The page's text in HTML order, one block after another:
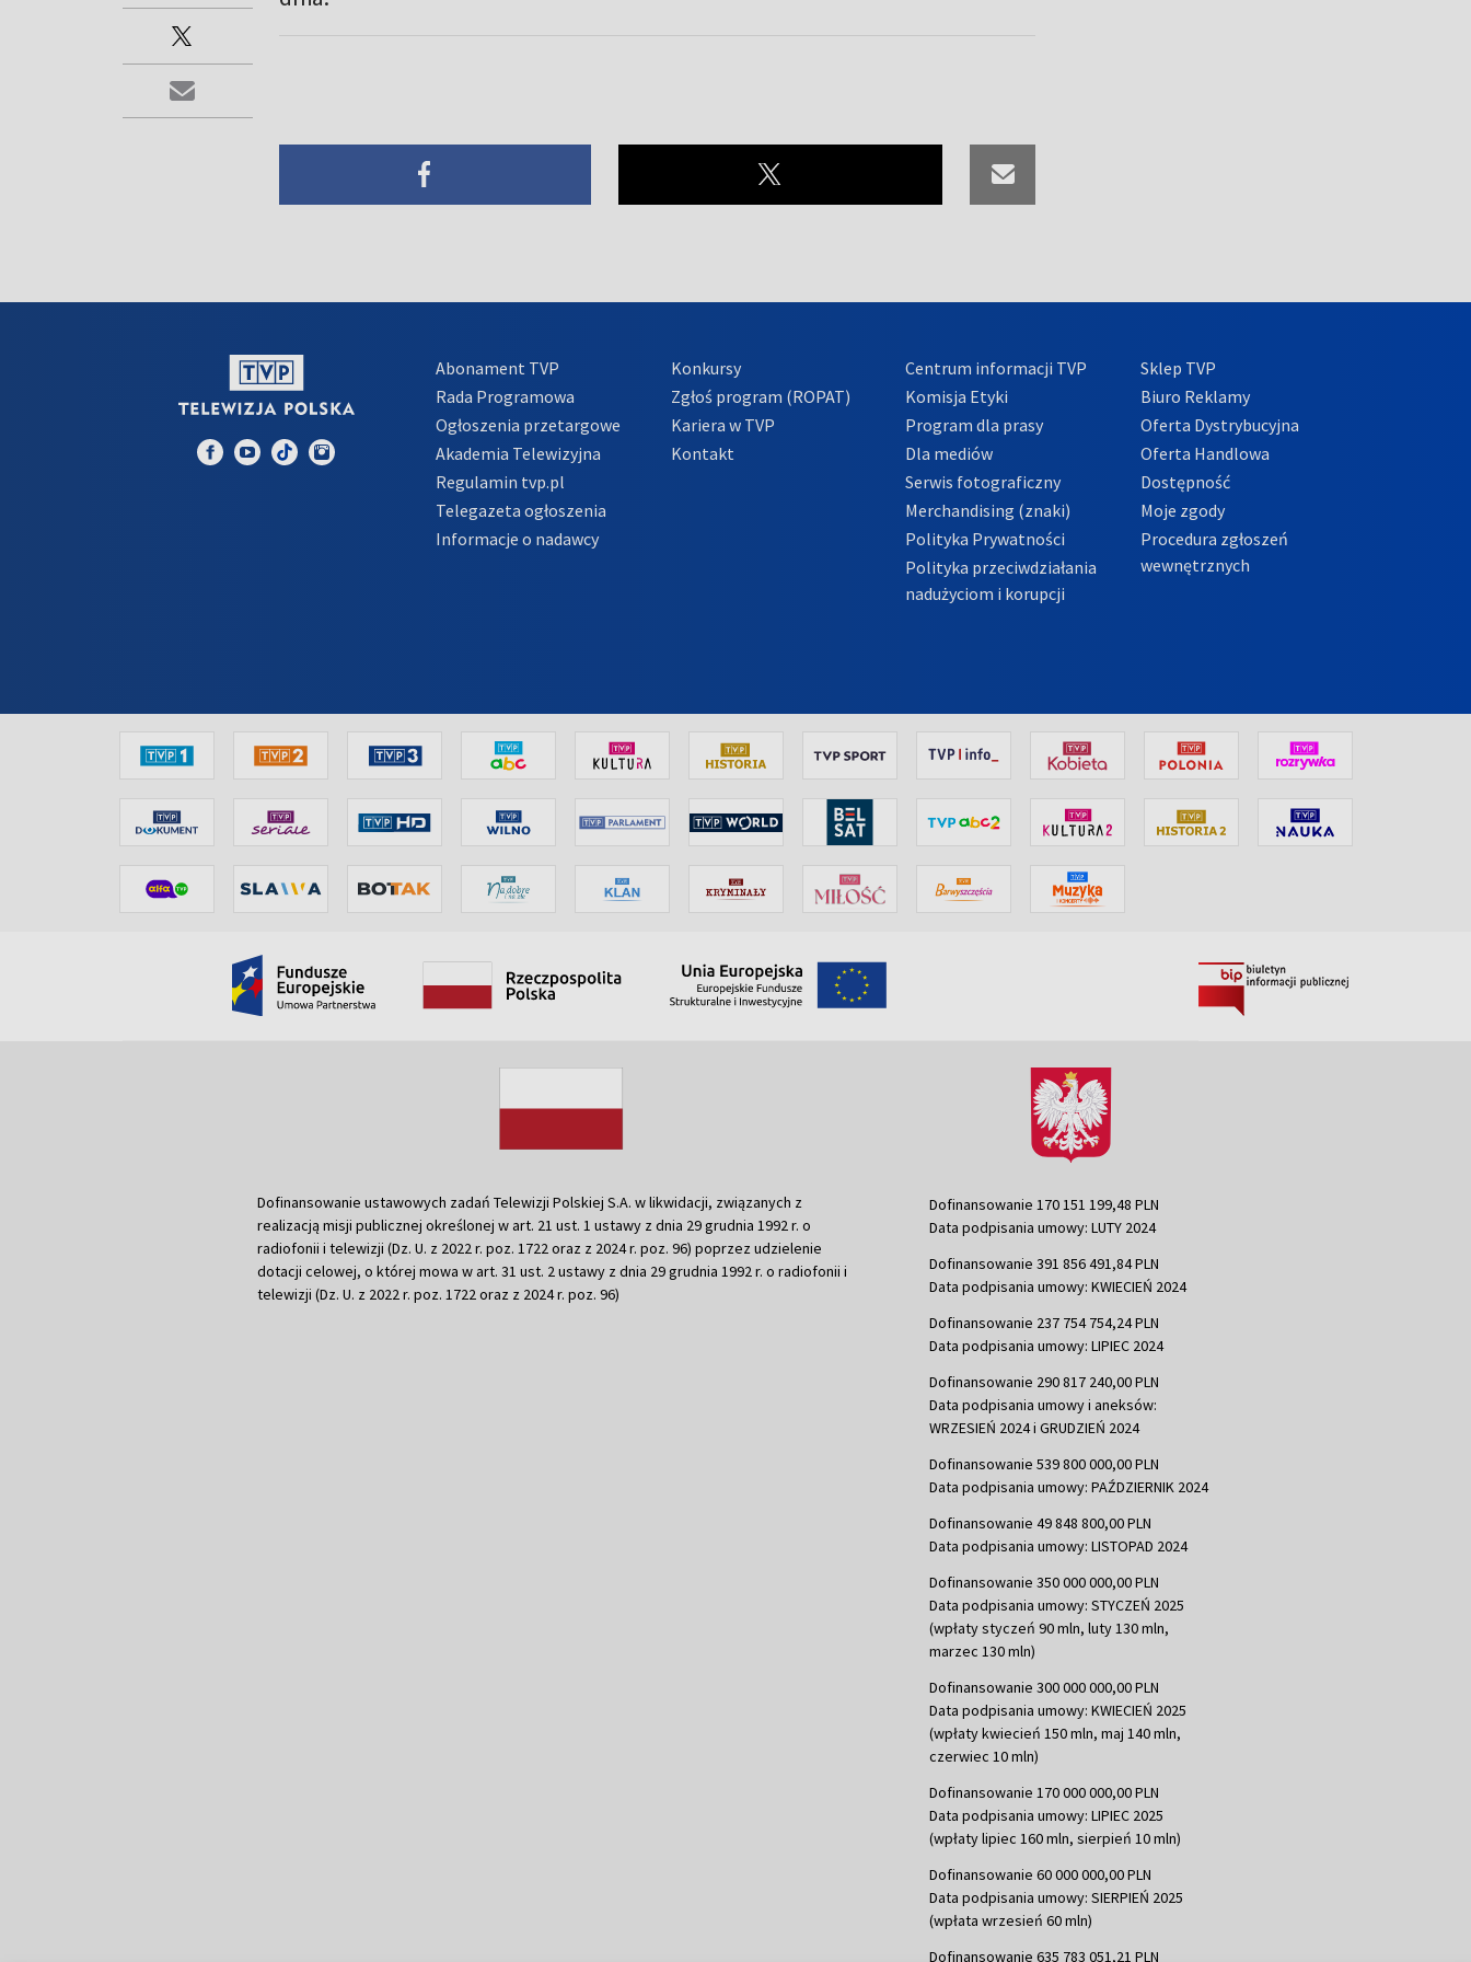
Abonament TVP
Rada Programowa
Ogłoszenia przetargowe
Akademia Telewizyjna
Regulamin tvp.pl
Telegazeta ogłoszenia
Informacje o nadawcy
Konkursy
Zgłoś program (ROPAT)
Kariera w TVP
Kontakt
Centrum informacji TVP
Komisja Etyki
Program dla prasy
Dla mediów
Serwis fotograficzny
Merchandising (znaki)
Polityka Prywatności
Polityka przeciwdziałania
nadużyciom i korupcji
Sklep TVP
Biuro Reklamy
Oferta Dystrybucyjna
Oferta Handlowa
Dostępność
Moje zgody
Procedura zgłoszeń
wewnętrznych
Dofinansowanie ustawowych zadań Telewizji Polskiej S.A. w likwidacji, związanych z
realizacją misji publicznej określonej w art. 21 ust. 1 ustawy z dnia 29 grudnia 1992 r. o
radiofonii i telewizji (Dz. U. z 2022 r. poz. 1722 oraz z 2024 r. poz. 96) poprzez udzielenie
dotacji celowej, o której mowa w art. 31 ust. 2 ustawy z dnia 29 grudnia 1992 r. o radiofonii i
telewizji (Dz. U. z 2022 r. poz. 1722 oraz z 2024 r. poz. 96)
Dofinansowanie 170 151 199,48 PLN
Data podpisania umowy: LUTY 2024
Dofinansowanie 391 856 491,84 PLN
Data podpisania umowy: KWIECIEŃ 2024
Dofinansowanie 237 754 754,24 PLN
Data podpisania umowy: LIPIEC 2024
Dofinansowanie 290 817 240,00 PLN
Data podpisania umowy i aneksów:
WRZESIEŃ 2024 i GRUDZIEŃ 2024
Dofinansowanie 539 800 000,00 PLN
Data podpisania umowy: PAŹDZIERNIK 2024
Dofinansowanie 49 848 800,00 PLN
Data podpisania umowy: LISTOPAD 2024
Dofinansowanie 350 000 000,00 PLN
Data podpisania umowy: STYCZEŃ 2025
(wpłaty styczeń 90 mln, luty 130 mln,
marzec 130 mln)
Dofinansowanie 300 000 000,00 PLN
Data podpisania umowy: KWIECIEŃ 2025
(wpłaty kwiecień 150 mln, maj 140 mln,
czerwiec 10 mln)
Dofinansowanie 170 000 000,00 PLN
Data podpisania umowy: LIPIEC 2025
(wpłaty lipiec 160 mln, sierpień 10 mln)
Dofinansowanie 60 000 000,00 PLN
Data podpisania umowy: SIERPIEŃ 2025
(wpłata wrzesień 60 mln)
Dofinansowanie 635 783 051,21 PLN